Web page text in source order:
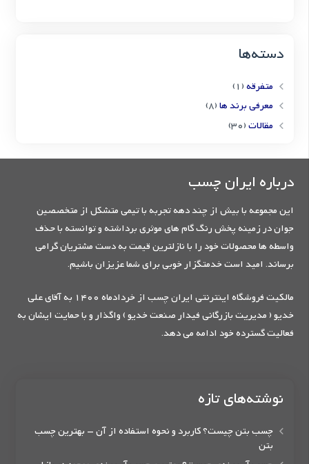
دسته‌ها
متفرقه(1)
معرفی برند ها(8)
مقالات(30)
درباره ایران چسب
این مجموعه با بیش از چند دهه تجربه با تیمی متشکل از متخصصین
جوان در زمینه پخش رنگ گام های موثری برداشته و توانسته با حذف
واسطه ها محصولات خود را با نازلترین قیمت به دست مشتریان گرامی
برساند. امید است خدمتگزار خوبی برای شما عزیزان باشیم.
مالکیت فروشگاه اینترنتی ایران چسب از خردادماه 1400 به آقای علی
خدیو ( مدیریت بازرگانی فیدار صنعت خدیو ) واگذار و با حمایت ایشان به
فعالیت گسترده خود ادامه می دهد.
نوشته‌های تازه
چسب بتن چیست؟ کاربرد و نحوه استفاده از آن – بهترین چسب
بتن